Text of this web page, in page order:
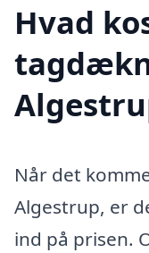
Hvad
Når det
Algestrup, er
ind på prisen.